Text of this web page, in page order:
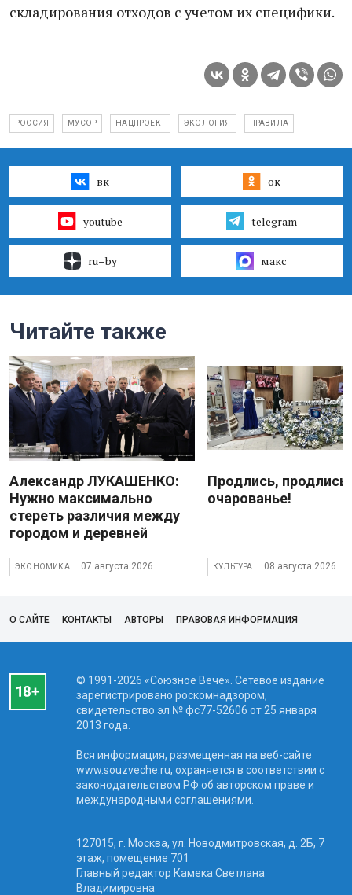
складирования отходов с учетом их специфики.
РОССИЯ МУСОР НАЦПРОЕКТ ЭКОЛОГИЯ ПРАВИЛА
вк ок
youtube telegram
ru–by макс
Читайте также
Александр ЛУКАШЕНКО:
Нужно максимально
стереть различия между
городом и деревней
ЭКОНОМИКА 07 августа 2026
Продлись, продлись
очарованье!
КУЛЬТУРА 08 августа 2026
О САЙТЕ КОНТАКТЫ АВТОРЫ ПРАВОВАЯ ИНФОРМАЦИЯ
© 1991-2026 «Союзное Вече». Сетевое издание
зарегистрировано роскомнадзором,
свидетельство эл № фc77-52606 от 25 января
2013 года.
Вся информация, размещенная на веб-сайте
www.souzveche.ru, охраняется в соответствии с
законодательством РФ об авторском праве и
международными соглашениями.
127015, г. Москва, ул. Новодмитровская, д. 2Б, 7
этаж, помещение 701
Главный редактор Камека Светлана
Владимировна